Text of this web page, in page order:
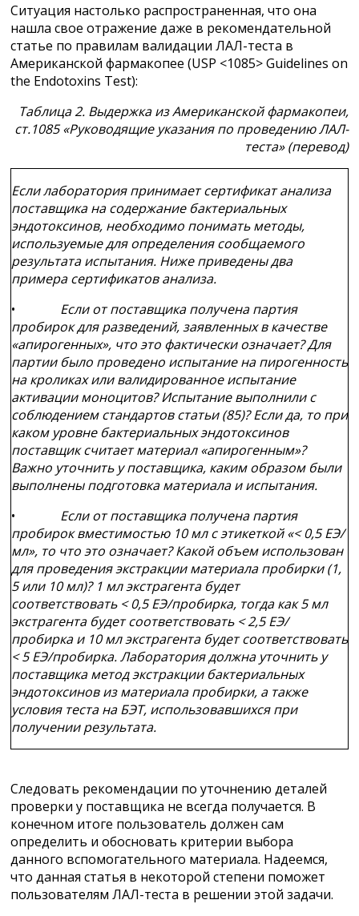
Ситуация настолько распространенная, что она
нашла свое отражение даже в рекомендательной
статье по правилам валидации ЛАЛ-теста в
Американской фармакопее (USP <1085> Guidelines on
the Endotoxins Test):
Таблица 2. Выдержка из Американской фармакопеи,
ст.1085 «Руководящие указания по проведению ЛАЛ-
теста» (перевод)
Если лаборатория принимает сертификат анализа
поставщика на содержание бактериальных
эндотоксинов, необходимо понимать методы,
используемые для определения сообщаемого
результата испытания. Ниже приведены два
примера сертификатов анализа.
• Если от поставщика получена партия
пробирок для разведений, заявленных в качестве
«апирогенных», что это фактически означает? Для
партии было проведено испытание на пирогенность
на кроликах или валидированное испытание
активации моноцитов? Испытание выполнили с
соблюдением стандартов статьи (85)? Если да, то при
каком уровне бактериальных эндотоксинов
поставщик считает материал «апирогенным»?
Важно уточнить у поставщика, каким образом были
выполнены подготовка материала и испытания.
• Если от поставщика получена партия
пробирок вместимостью 10 мл с этикеткой «< 0,5 ЕЭ/
мл», то что это означает? Какой объем использован
для проведения экстракции материала пробирки (1,
5 или 10 мл)? 1 мл экстрагента будет
соответствовать < 0,5 ЕЭ/пробирка, тогда как 5 мл
экстрагента будет соответствовать < 2,5 ЕЭ/
пробирка и 10 мл экстрагента будет соответствовать
< 5 ЕЭ/пробирка. Лаборатория должна уточнить у
поставщика метод экстракции бактериальных
эндотоксинов из материала пробирки, а также
условия теста на БЭТ, использовавшихся при
получении результата.
Следовать рекомендации по уточнению деталей
проверки у поставщика не всегда получается. В
конечном итоге пользователь должен сам
определить и обосновать критерии выбора
данного вспомогательного материала. Надеемся,
что данная статья в некоторой степени поможет
пользователям ЛАЛ-теста в решении этой задачи.